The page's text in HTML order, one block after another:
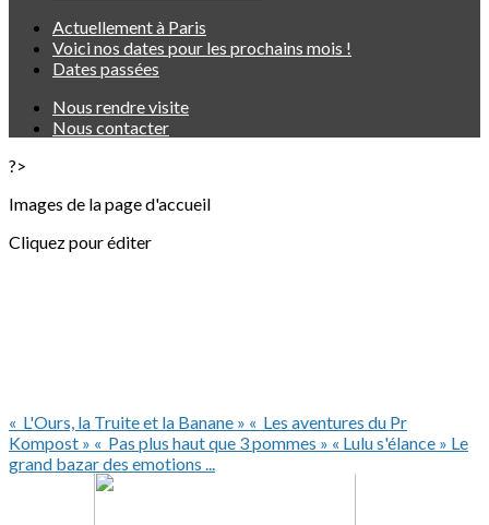
Actuellement à Paris
Voici nos dates pour les prochains mois !
Dates passées
Nous rendre visite
Nous contacter
?>
Images de la page d'accueil
Cliquez pour éditer
« L'Ours, la Truite et la Banane » « Les aventures du Pr
Kompost » « Pas plus haut que 3 pommes » « Lulu s'élance » Le
grand bazar des emotions ...